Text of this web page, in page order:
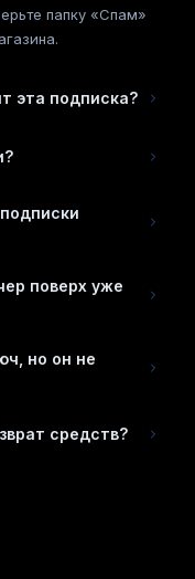
папку «Спам»
эта подписка?
поверх уже
но он не
средств?